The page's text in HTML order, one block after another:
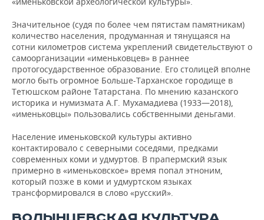
Значительное (судя по более чем пятистам памятникам)
количество населения, продуманная и тянущаяся на
сотни километров система укреплений свидетельствуют о
самоорганизации «именьковцев» в раннее
протогосударственное образование. Его столицей вполне
могло быть огромное Больше-Тарханское городище в
Тетюшском районе Татарстана. По мнению казанского
историка и нумизмата А.Г. Мухамадиева (1933—2018),
«именьковцы» пользовались собственными деньгами.
Население именьковской культуры активно
контактировало с северными соседями, предками
современных коми и удмуртов. В прапермский язык
примерно в «именьковское» время попал этноним,
который позже в коми и удмуртском языках
трансформировался в слово «русский».